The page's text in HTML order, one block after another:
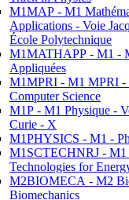
M1MAP - M1
Applications - Voie
École Polytechnique
M1MATHAPP - M1 -
Appliquées
M1MPRI - M1 MPRI -
Computer Science
M1P - M1 Physique -
Curie - X
M1PHYSICS - M1 -
M1SCTECHNRJ - M1
Technologies for
M2BIOMECA - M2
Biomechanics